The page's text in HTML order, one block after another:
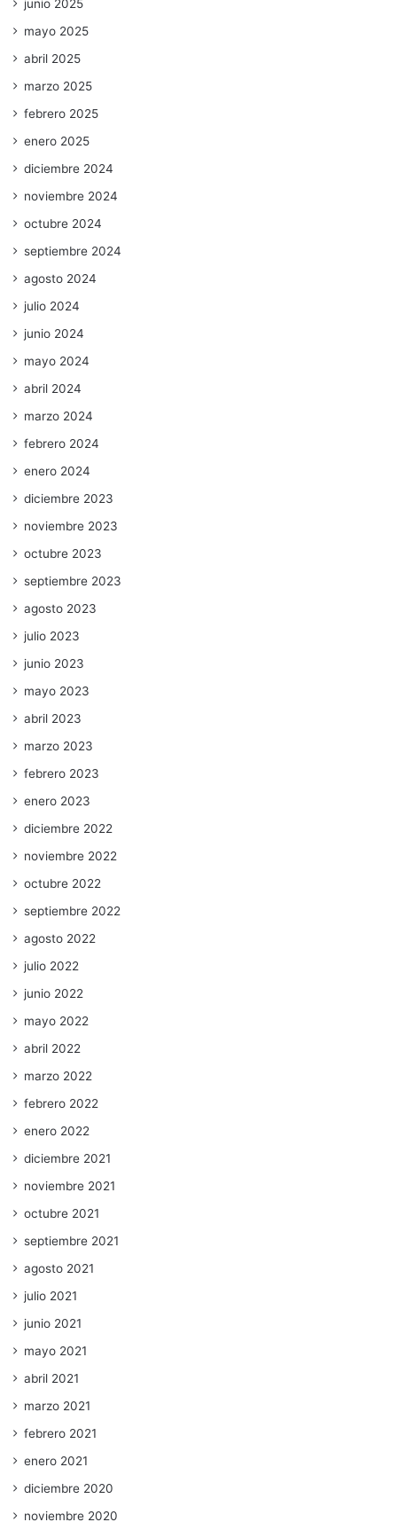
junio 2025
mayo 2025
abril 2025
marzo 2025
febrero 2025
enero 2025
diciembre 2024
noviembre 2024
octubre 2024
septiembre 2024
agosto 2024
julio 2024
junio 2024
mayo 2024
abril 2024
marzo 2024
febrero 2024
enero 2024
diciembre 2023
noviembre 2023
octubre 2023
septiembre 2023
agosto 2023
julio 2023
junio 2023
mayo 2023
abril 2023
marzo 2023
febrero 2023
enero 2023
diciembre 2022
noviembre 2022
octubre 2022
septiembre 2022
agosto 2022
julio 2022
junio 2022
mayo 2022
abril 2022
marzo 2022
febrero 2022
enero 2022
diciembre 2021
noviembre 2021
octubre 2021
septiembre 2021
agosto 2021
julio 2021
junio 2021
mayo 2021
abril 2021
marzo 2021
febrero 2021
enero 2021
diciembre 2020
noviembre 2020